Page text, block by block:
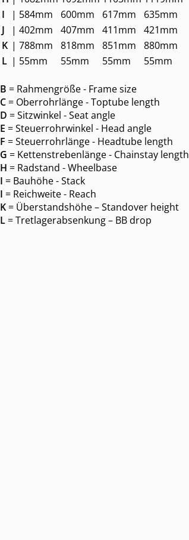
I
| 584mm 600mm 617mm
635mm
J
| 402mm 407mm 411mm
421mm
K | 788mm 818mm 851mm
880mm
L | 55mm 55mm 55mm 55mm
B = Rahmengröße - Frame size
C= Oberrohrlänge - Toptube length
D = Sitzwinkel - Seat angle
E = Steuerrohrwinkel - Head angle
F = Steuerrohrlänge - Headtube length
G = Kettenstrebenlänge - Chainstay length
H = Radstand - Wheelbase
I = Bauhöhe - Stack
I = Reichweite - Reach
K= Überstandshöhe – Standover height
L= Tretlagerabsenkung – BB drop